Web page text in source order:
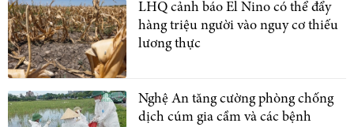
LHQ cảnh báo El Nino có thể đẩy
hàng triệu người vào nguy cơ thiếu
lương thực
Nghệ An tăng cường phòng chống
dịch cúm gia cầm và các bệnh